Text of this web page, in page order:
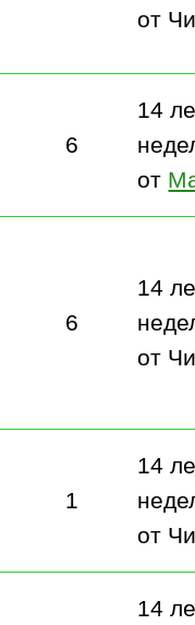
от
6
14
от
6
14
от
1
14
от
14